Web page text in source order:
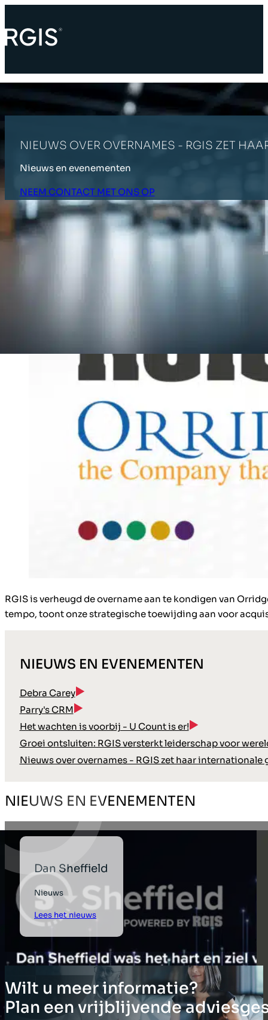
NIEUWS OVER OVERNAMES - RGIS ZET
Nieuws en evenementen
NEEM CONTACT MET ONS OP
STARTPAGINA LAATSTE NIEUWS NIEUWS OVER OVERNAMES
RGIS is verheugd de overname aan te kondigen van
tempo, toont onze strategische toewijding aan voor
NIEUWS EN EVENEMENTEN
Debra Carey
Parry's CRM
Het wachten is voorbij - U Count is er!
Groei ontsluiten: RGIS versterkt leiderschap voor
Nieuws over overnames - RGIS zet haar
NIEUWS EN EVENEMENTEN
Dan Sheffield
Nieuws
Lees het nieuws
Wilt u meer informatie?
Plan een vrijblijvende